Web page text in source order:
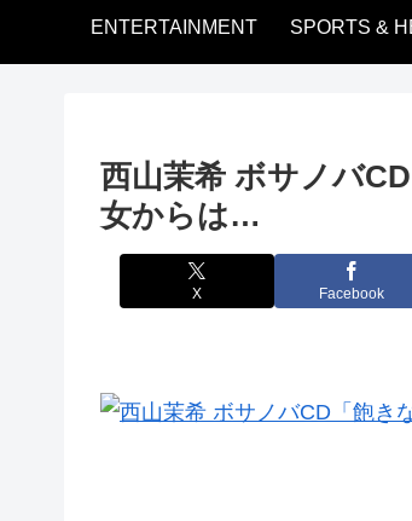
ENTERTAINMENT SPORTS &
西山茉希 ボサノバ
女からは…
X Facebook